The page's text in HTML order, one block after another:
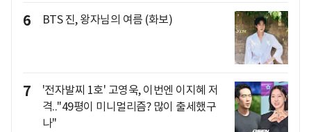
6 BTS 진, 왕자님의 여름 (화보)
7
'전자발찌 1호' 고영욱, 이번엔 이지혜 저
격.."49평이 미니멀리즘? 많이 출세했구
나"